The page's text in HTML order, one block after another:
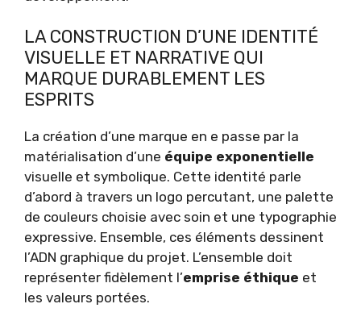
LA CONSTRUCTION D’UNE IDENTITÉ
VISUELLE ET NARRATIVE QUI
MARQUE DURABLEMENT LES
ESPRITS
La création d’une marque en e passe par la
matérialisation d’une équipe exponentielle
visuelle et symbolique. Cette identité parle
d’abord à travers un logo percutant, une palette
de couleurs choisie avec soin et une typographie
expressive. Ensemble, ces éléments dessinent
l’ADN graphique du projet. L’ensemble doit
représenter fidèlement l’emprise éthique et
les valeurs portées.